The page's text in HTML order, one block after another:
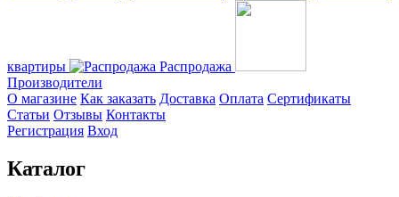
квартиры
Распродажа
Производители
О магазине Как заказать Доставка Оплата Сертификаты
Статьи Отзывы Контакты
Регистрация Вход
Каталог